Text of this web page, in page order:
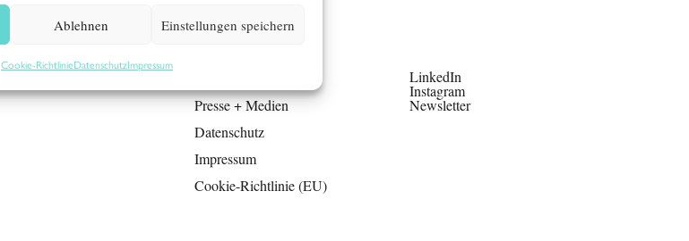
Ablehnen Einstellungen speichern
Cookie-RichtlinieDatenschutzImpressum
Presse + Medien
Datenschutz
Impressum
Cookie-Richtlinie (EU)
LinkedIn
Instagram
Newsletter